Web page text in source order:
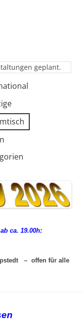
geplant.
ca. 19.00h:
– offen für alle